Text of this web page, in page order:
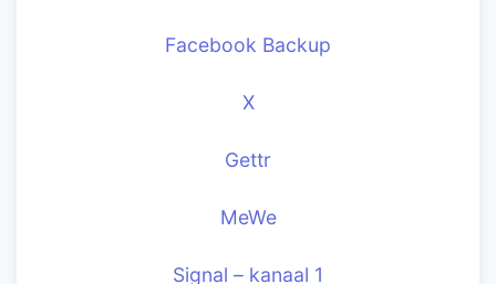
Facebook Backup
X
Gettr
MeWe
Signal – kanaal 1